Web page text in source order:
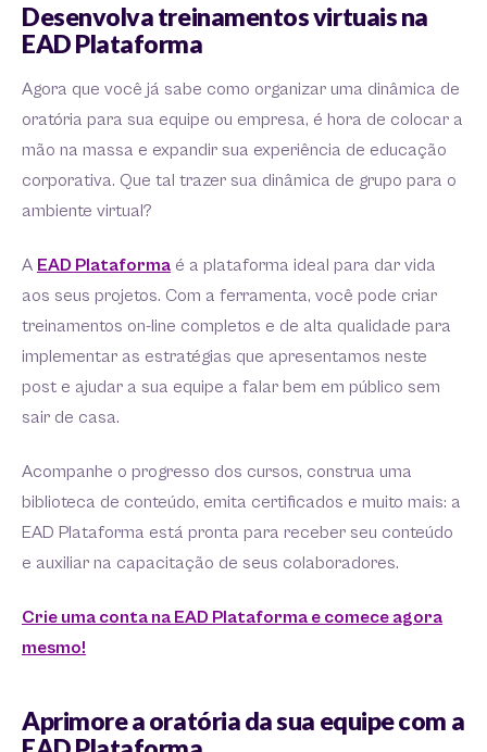
Desenvolva treinamentos virtuais na
EAD Plataforma
Agora que você já sabe como organizar uma dinâmica de
oratória para sua equipe ou empresa, é hora de colocar a
mão na massa e expandir sua experiência de educação
corporativa. Que tal trazer sua dinâmica de grupo para o
ambiente virtual?
A EAD Plataforma é a plataforma ideal para dar vida
aos seus projetos. Com a ferramenta, você pode criar
treinamentos on-line completos e de alta qualidade para
implementar as estratégias que apresentamos neste
post e ajudar a sua equipe a falar bem em público sem
sair de casa.
Acompanhe o progresso dos cursos, construa uma
biblioteca de conteúdo, emita certificados e muito mais: a
EAD Plataforma está pronta para receber seu conteúdo
e auxiliar na capacitação de seus colaboradores.
Crie uma conta na EAD Plataforma e comece agora
mesmo!
Aprimore a oratória da sua equipe com a